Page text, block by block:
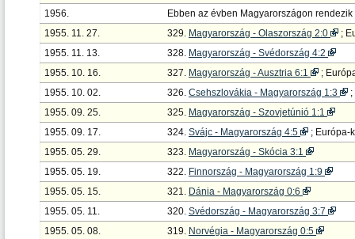
1956.
Ebben az évben Magyarországon
1955. 11. 27.
329. Magyarország - Olaszország 2:0
;
1955. 11. 13.
328. Magyarország - Svédország 4:2
1955. 10. 16.
327. Magyarország - Ausztria 6:1
;
1955. 10. 02.
326. Csehszlovákia - Magyarország 1:3
1955. 09. 25.
325. Magyarország - Szovjetúnió 1:1
1955. 09. 17.
324. Svájc - Magyarország 4:5
; Európa-
1955. 05. 29.
323. Magyarország - Skócia 3:1
1955. 05. 19.
322. Finnország - Magyarország 1:9
1955. 05. 15.
321. Dánia - Magyarország 0:6
1955. 05. 11.
320. Svédország - Magyarország 3:7
1955. 05. 08.
319. Norvégia - Magyarország 0:5